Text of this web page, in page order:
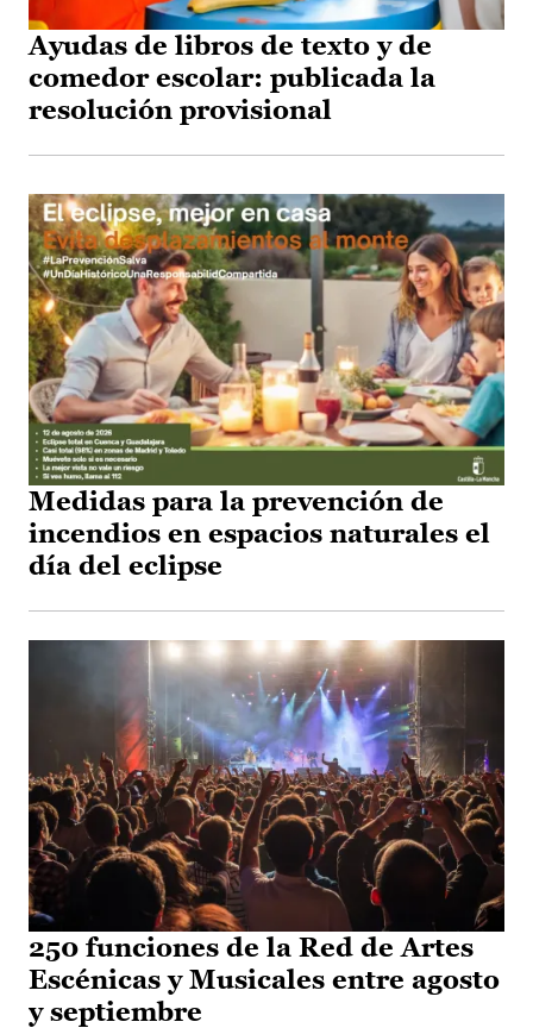
Ayudas de libros de texto y de
comedor escolar: publicada la
resolución provisional
Medidas para la prevención de
incendios en espacios naturales el
día del eclipse
250 funciones de la Red de Artes
Escénicas y Musicales entre agosto
y septiembre